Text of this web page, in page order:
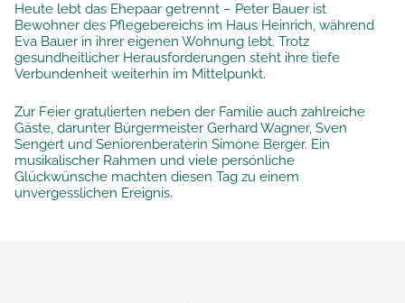
Heute lebt das Ehepaar getrennt – Peter Bauer ist
Bewohner des Pflegebereichs im Haus Heinrich, während
Eva Bauer in ihrer eigenen Wohnung lebt. Trotz
gesundheitlicher Herausforderungen steht ihre tiefe
Verbundenheit weiterhin im Mittelpunkt.
Zur Feier gratulierten neben der Familie auch zahlreiche
Gäste, darunter Bürgermeister Gerhard Wagner, Sven
Sengert und Seniorenberaterin Simone Berger. Ein
musikalischer Rahmen und viele persönliche
Glückwünsche machten diesen Tag zu einem
unvergesslichen Ereignis.